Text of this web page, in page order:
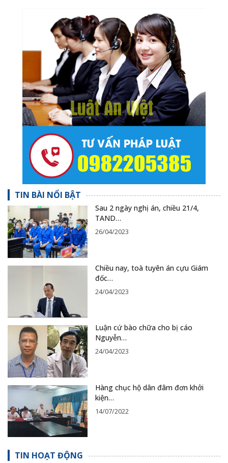
TIN BÀI NỔI BẬT
Sau 2 ngày nghị án, chiều 21/4,
TAND…
26/04/2023
Chiều nay, toà tuyên án cựu Giám
đốc…
24/04/2023
Luận cứ bào chữa cho bị cáo
Nguyễn…
24/04/2023
Hàng chục hộ dân đâm đơn khởi
kiện…
14/07/2022
TIN HOẠT ĐỘNG